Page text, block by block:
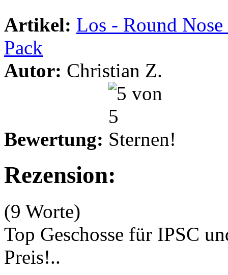
Artikel: Los - Round
Pack
Autor: Christian Z.
Bewertung:
Rezension:
(9 Worte)
Top Geschosse für IPSC
Preis!..